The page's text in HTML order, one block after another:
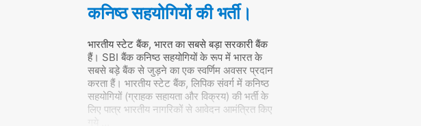
कनिष्ठ सहयोगियों की भर्ती।
भारतीय स्टेट बैंक, भारत का सबसे बड़ा सरकारी बैंक
हैं। SBI बैंक कनिष्ठ सहयोगियों के रूप में भारत के
सबसे बड़े बैंक से जुड़ने का एक स्वर्णिम अवसर प्रदान
करता हैं। भारतीय स्टेट बैंक, लिपिक संवर्ग में कनिष्ठ
सहयोगियों (ग्राहक सहायता और विक्रय) की भर्ती के
लिए पात्र भारतीय नागरिकों से आवेदन आमंत्रित किए